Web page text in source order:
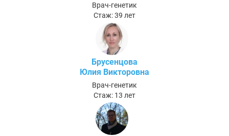
Врач-генетик
Стаж: 39 лет
Брусенцова
Юлия Викторовна
Врач-генетик
Стаж: 13 лет